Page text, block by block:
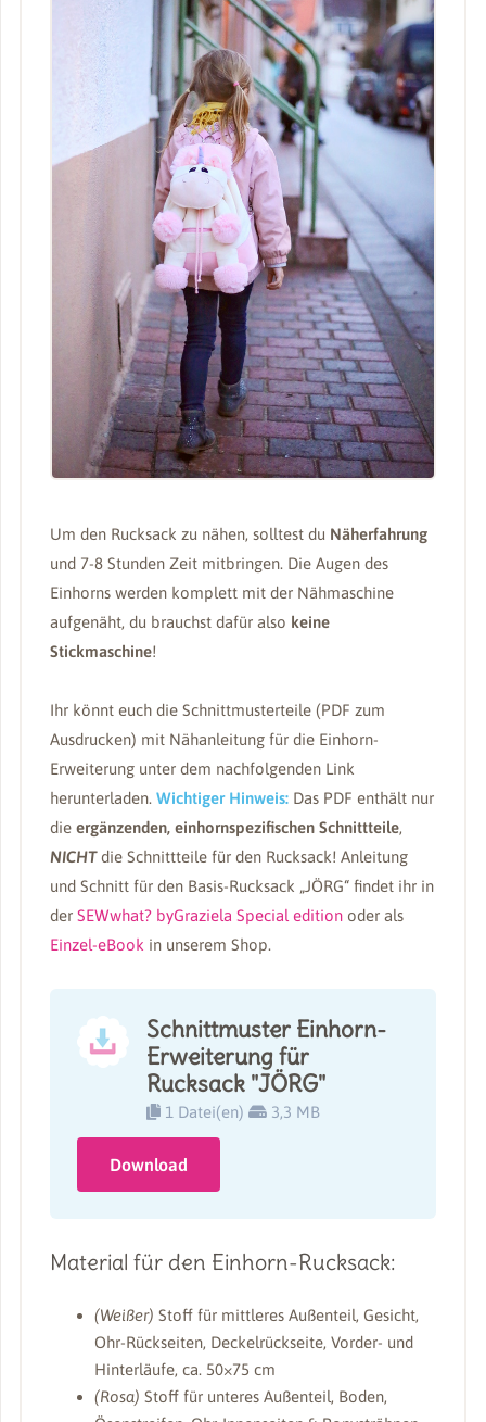
Um den Rucksack zu nähen, solltest du Näherfahrung
und 7-8 Stunden Zeit mitbringen. Die Augen des
Einhorns werden komplett mit der Nähmaschine
aufgenäht, du brauchst dafür also keine
Stickmaschine!
Ihr könnt euch die Schnittmusterteile (PDF zum
Ausdrucken) mit Nähanleitung für die Einhorn-
Erweiterung unter dem nachfolgenden Link
herunterladen. Wichtiger Hinweis:Das PDF enthält nur
die ergänzenden, einhornspezifischen Schnittteile,
NICHTdie Schnittteile für den Rucksack! Anleitung
und Schnitt für den Basis-Rucksack „JÖRG“ findet ihr in
der SEWwhat? byGraziela Special editionoder als
Einzel-eBook in unserem Shop.
Schnittmuster Einhorn-
Erweiterung für
Rucksack "JÖRG"
1 Datei(en) 3,3 MB
Download
Material für den Einhorn-Rucksack:
(Weißer) Stoff für mittleres Außenteil, Gesicht,
Ohr-Rückseiten, Deckelrückseite, Vorder- und
Hinterläufe, ca. 50×75 cm
(Rosa)Stoff für unteres Außenteil, Boden,